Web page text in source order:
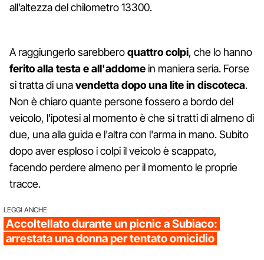
all’altezza del chilometro 13300.
A raggiungerlo sarebberoquattro colpi, che lo hanno
ferito alla testa e all'addomein maniera seria. Forse
si tratta di unavendetta dopo una lite in discoteca.
Non è chiaro quante persone fossero a bordo del
veicolo, l'ipotesi al momento è che si tratti di almeno di
due, una alla guida e l'altra con l'arma in mano. Subito
dopo aver esploso i colpi il veicolo è scappato,
facendo perdere almeno per il momento le proprie
tracce.
LEGGI ANCHE
Accoltellato durante un picnic a Subiaco:
arrestata una donna per tentato omicidio